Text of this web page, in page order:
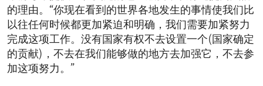
的理由。“你现在看到的世界各地发生的事情使我们比
以往任何时候都更加紧迫和明确，我们需要加紧努力
完成这项工作。没有国家有权不去设置一个(国家确定
的贡献)，不去在我们能够做的地方去加强它，不去参
加这项努力。”